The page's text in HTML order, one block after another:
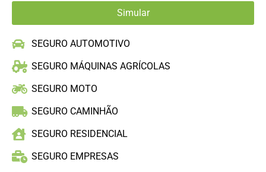
SEGURO AUTOMOTIVO
SEGURO MÁQUINAS AGRÍCOLAS
SEGURO MOTO
SEGURO CAMINHÃO
SEGURO RESIDENCIAL
SEGURO EMPRESAS